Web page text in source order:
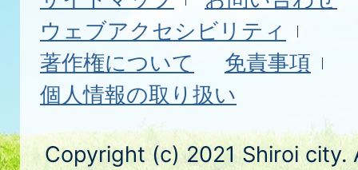
ウェブアクセシビリティ
著作権について
免責事項
個人情報の取り扱い
Copyright (c) 2021 Shiroi city.